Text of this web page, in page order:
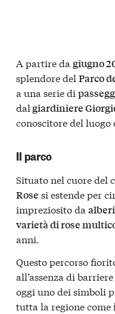
A partire da giugno
splendore del Parco
a una serie di
dalgiardiniere
conoscitore del luogo
Il parco
Situato nel cuore del
Rose si estende per
impreziosito da
varietà di rose
anni.
Questo percorso
all’assenza di
oggi uno dei simboli
tutta la regione come